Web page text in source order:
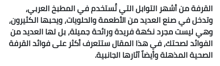
القرفة من أشهر التوابل التي تُستخدم في المطبخ العربي،
وتدخل في صنع العديد من الأطعمة والحلويات، ويحبها الكثيرون،
وهي ليست مجرد نكهة فريدة ورائحة جميلة، بل لها العديد من
الفوائد لصحتك، في هذا المقال ستتعرف أكثر على فوائد القرفة
الصحية المذهلة وأيضاً آثارها الجانبية.